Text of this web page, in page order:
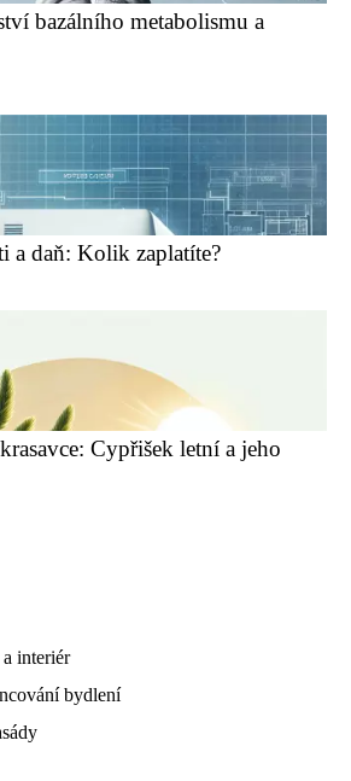
bazálního metabolismu a
a daň: Kolik zaplatíte?
Cypřišek letní a jeho
interiér
bydlení